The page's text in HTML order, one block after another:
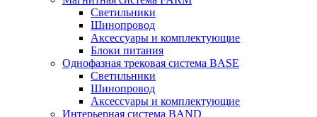
Светильники
Шинопровод
Аксессуары и комплектующие
Блоки питания
Однофазная трековая система BASE
Светильники
Шинопровод
Аксессуары и комплектующие
Интерьерная система BAND